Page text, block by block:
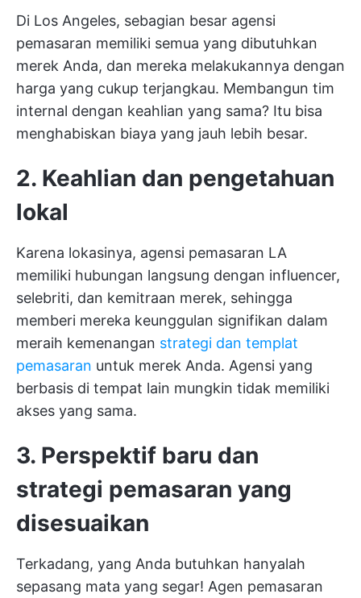
Di Los Angeles, sebagian besar agensi
pemasaran memiliki semua yang dibutuhkan
merek Anda, dan mereka melakukannya dengan
harga yang cukup terjangkau. Membangun tim
internal dengan keahlian yang sama? Itu bisa
menghabiskan biaya yang jauh lebih besar.
2. Keahlian dan pengetahuan
lokal
Karena lokasinya, agensi pemasaran LA
memiliki hubungan langsung dengan influencer,
selebriti, dan kemitraan merek, sehingga
memberi mereka keunggulan signifikan dalam
meraih kemenangan strategi dan templat
pemasaran untuk merek Anda. Agensi yang
berbasis di tempat lain mungkin tidak memiliki
akses yang sama.
3. Perspektif baru dan
strategi pemasaran yang
disesuaikan
Terkadang, yang Anda butuhkan hanyalah
sepasang mata yang segar! Agen pemasaran